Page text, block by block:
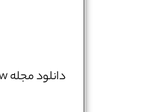
دانلود مجله Sew چاپ August 2018